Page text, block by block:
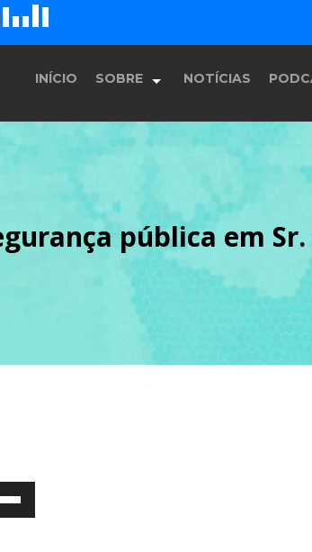
D
E F
H
INÍCIO SOBRE
História
Equipe
Programação
NOTÍCIAS
pública em